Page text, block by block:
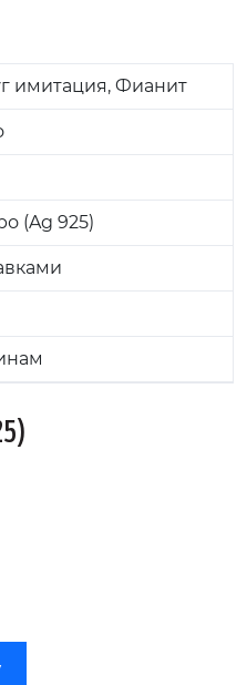
имитация, Фианит
(Ag 925)